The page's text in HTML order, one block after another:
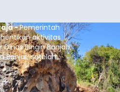
-Pemerintah
aktivitas
Bingin Banjah,
Banjar, setelah
pengambilan
peruntukan